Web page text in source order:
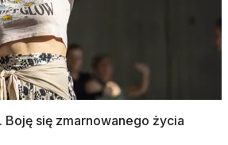
Boję się zmarnowanego życia